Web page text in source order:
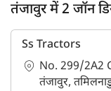
तंजावुर में 2 जॉन
Ss Tractors
No. 299/2A2
तंजावुर,